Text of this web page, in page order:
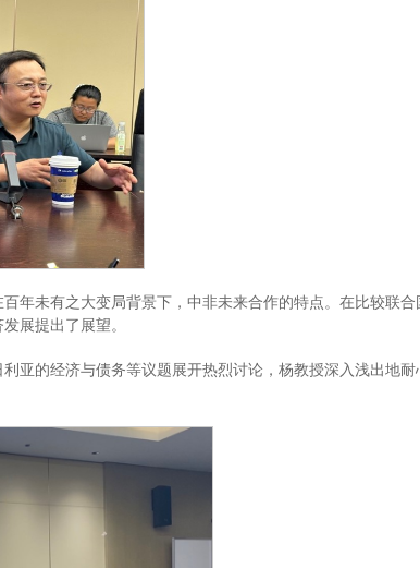
年未有之大变局背景下，中非未来合作的特点。在比较联
展提出了展望。
亚的经济与债务等议题展开热烈讨论，杨教授深入浅出地